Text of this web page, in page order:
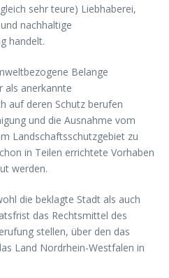
sehr teure) Liebhaberei,
nachhaltige
handelt.
Belange
als anerkannte
auf deren Schutz berufen
und die Ausnahme vom
Landschaftsschutzgebiet zu
in Teilen errichtete Vorhaben
werden.
die beklagte Stadt als auch
das Rechtsmittel des
stellen, über den das
Land Nordrhein-Westfalen in